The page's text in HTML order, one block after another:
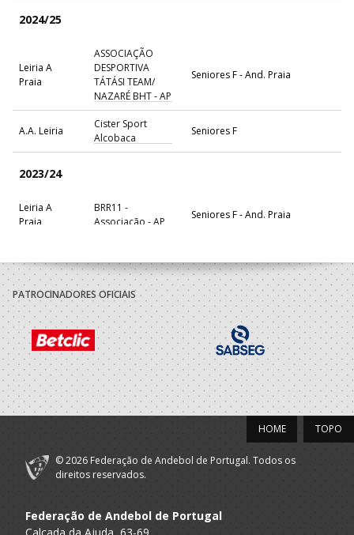
2024/25
Leiria A
Praia
ASSOCIAÇÃO
DESPORTIVA
TÁTÁSI TEAM/
NAZARÉ BHT - AP
Seniores F - And. Praia
A.A. Leiria
Cister Sport
Alcobaca
Seniores F
2023/24
Leiria A
Praia
BRR11 -
Associação - AP
Seniores F - And. Praia
Leiria A
Praia
DESPORTIVA
TÁTÁSI TEAM/
NAZARÉ BHT - AP
Seniores F - And. Praia
A.A. Leiria
Cister Sport
Alcobaca
Seniores F
2022/23
Academia
Desportiva e
Sociedade
ASSOCIAÇÃO
PATROCINADORES OFICIAIS
TOPO
HOME
© 2026 Federação de Andebol de Portugal. Todos os
direitos reservados.
Federação de Andebol de Portugal
Calçada da Ajuda, 63-69